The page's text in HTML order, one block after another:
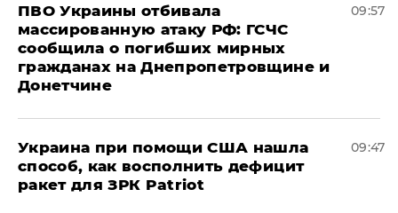
ПВО Украины отбивала
массированную атаку РФ: ГСЧС
сообщила о погибших мирных
гражданах на Днепропетровщине и
Донетчине
09:57
Украина при помощи США нашла
способ, как восполнить дефицит
ракет для ЗРК Patriot
09:47